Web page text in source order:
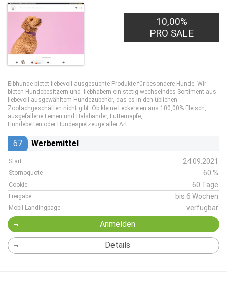
10,00%
PRO SALE
Elbhunde bietet liebevoll ausgesuchte Produkte für besondere Hunde. Wir
bieten Hundebesitzern und -liebhabern ein stetig wechselndes Sortiment aus
liebevoll ausgewähltem Hundezubehör, das es in den üblichen
Zoofachgeschäften nicht gibt. Ob kleine Leckereien aus 100,00% Fleisch,
ausgefallene Leinen und Halsbänder, Futternäpfe,
Hundebetten oder Hundespielzeuge aller Art.
67 Werbemittel
Start 24.09.2021
Stornoquote 60 %
Cookie 60 Tage
Freigabe bis 6 Wochen
Mobil-Landingpage verfügbar
Anmelden
Details